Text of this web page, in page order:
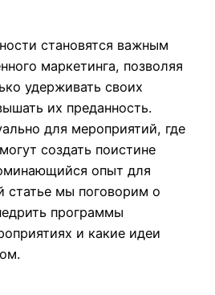
становятся важным
маркетинга, позволяя
удерживать своих
их преданность.
для мероприятий, где
создать поистине
опыт для
статье мы поговорим о
программы
и какие идеи